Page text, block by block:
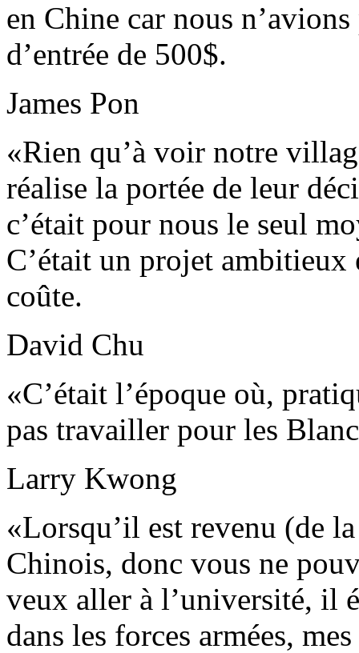
en Chine car nous
d’entrée de 500$.
James Pon
«Rien qu’à voir notre
réalise la portée de leur
c’était pour nous le seul
C’était un projet
coûte.
David Chu
«C’était l’époque où,
pas travailler pour les
Larry Kwong
«Lorsqu’il est revenu (de
Chinois, donc vous ne
veux aller à l’université, il
dans les forces armées,